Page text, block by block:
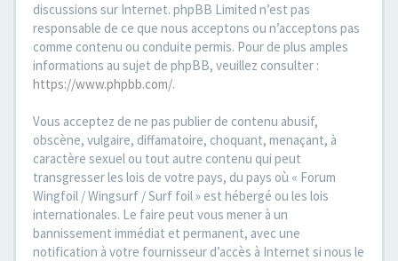
discussions sur Internet. phpBB Limited n’est pas
responsable de ce que nous acceptons ou n’acceptons pas
comme contenu ou conduite permis. Pour de plus amples
informations au sujet de phpBB, veuillez consulter :
https://www.phpbb.com/.
Vous acceptez de ne pas publier de contenu abusif,
obscène, vulgaire, diffamatoire, choquant, menaçant, à
caractère sexuel ou tout autre contenu qui peut
transgresser les lois de votre pays, du pays où « Forum
Wingfoil / Wingsurf / Surf foil » est hébergé ou les lois
internationales. Le faire peut vous mener à un
bannissement immédiat et permanent, avec une
notification à votre fournisseur d’accès à Internet si nous le